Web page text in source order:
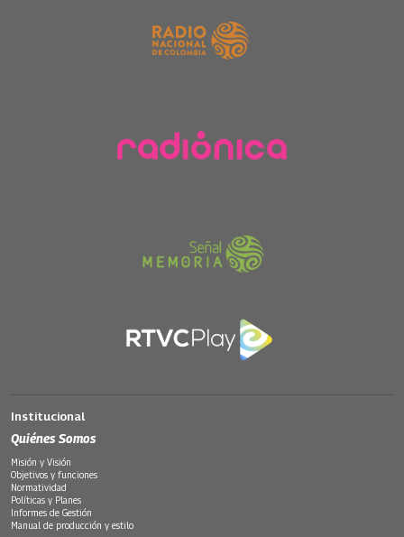
Institucional
Quiénes Somos
Misión y Visión
Objetivos y funciones
Normatividad
Políticas y Planes
Informes de Gestión
Manual de producción y estilo